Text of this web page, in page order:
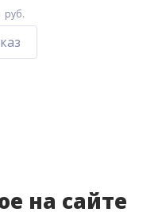
руб.
на сайте